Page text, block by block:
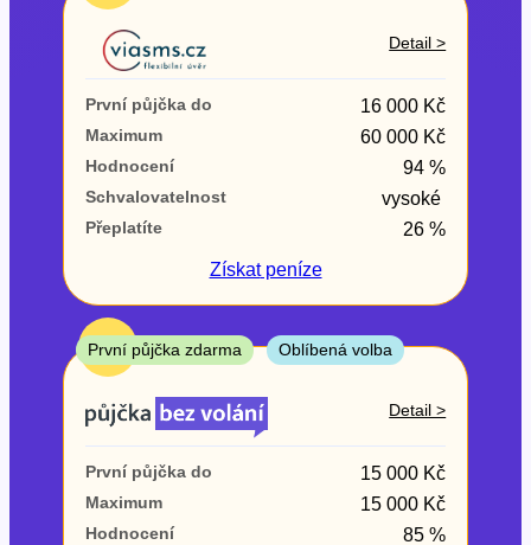
První půjčka zdarma
–
ano
ne
Ve zkušebce
ano
ne
V exekuci
ne
Po insolvenci
Detail >
První půjčka do 16 000 Kč
Maximum 60 000 Kč
Hodnocení 94 %
Schvalovatelnost vysoké
Přeplatíte
26 %
Získatpeníze
TOP
První půjčka zdarma Oblíbená volba
Detail >
První půjčka do 15 000 Kč
Maximum 15 000 Kč
Hodnocení 85 %